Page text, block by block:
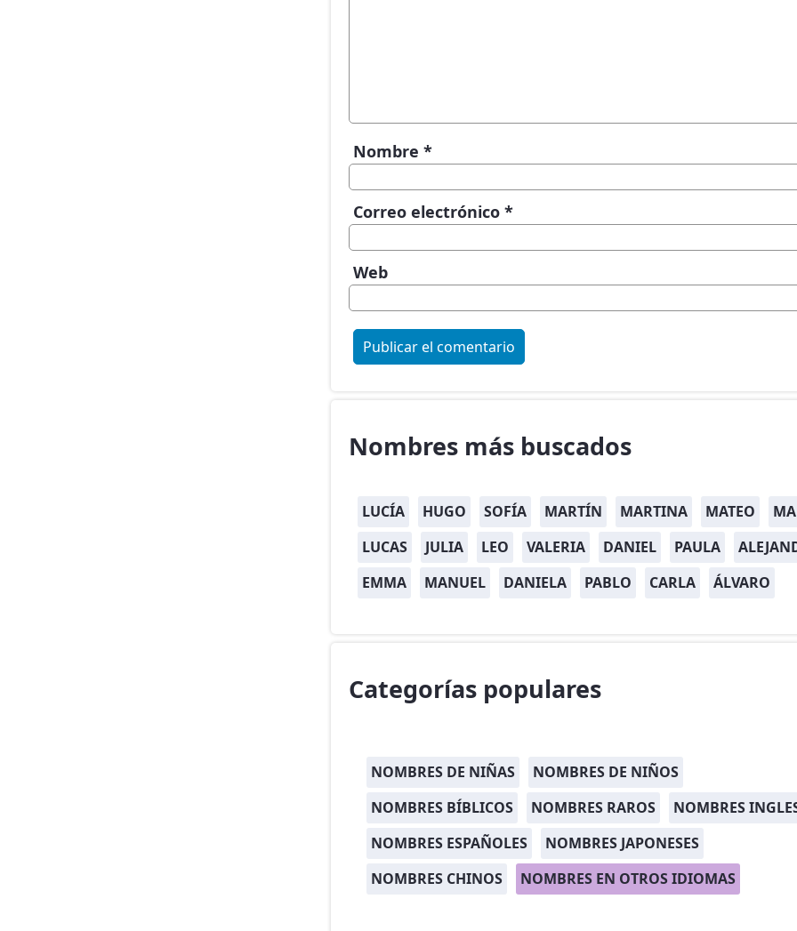
Nombre *
Correo electrónico *
Web
Nombres más buscados
LUCÍA HUGO SOFÍA MARTÍN MARTINA MATEO
LUCAS
JULIA LEO VALERIA DANIEL PAULA
EMMA
MANUEL DANIELA PABLO CARLA ÁLVARO
Categorías populares
NOMBRES DE NIÑAS
NOMBRES DE NIÑOS
NOMBRES BÍBLICOS
NOMBRES RAROS
NOMBRES
NOMBRES ESPAÑOLES
NOMBRES JAPONESES
NOMBRES CHINOS
NOMBRES EN OTROS IDIOMAS